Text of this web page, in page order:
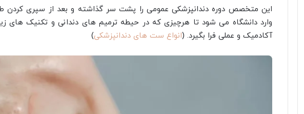
وارد دانشگاه می شود تا هرچیزی که در حیطه ترمیم های دندانی و تکنیک های
آکادمیک و عملی فرا بگیرد. (انواع ست های دندانپزشکی)